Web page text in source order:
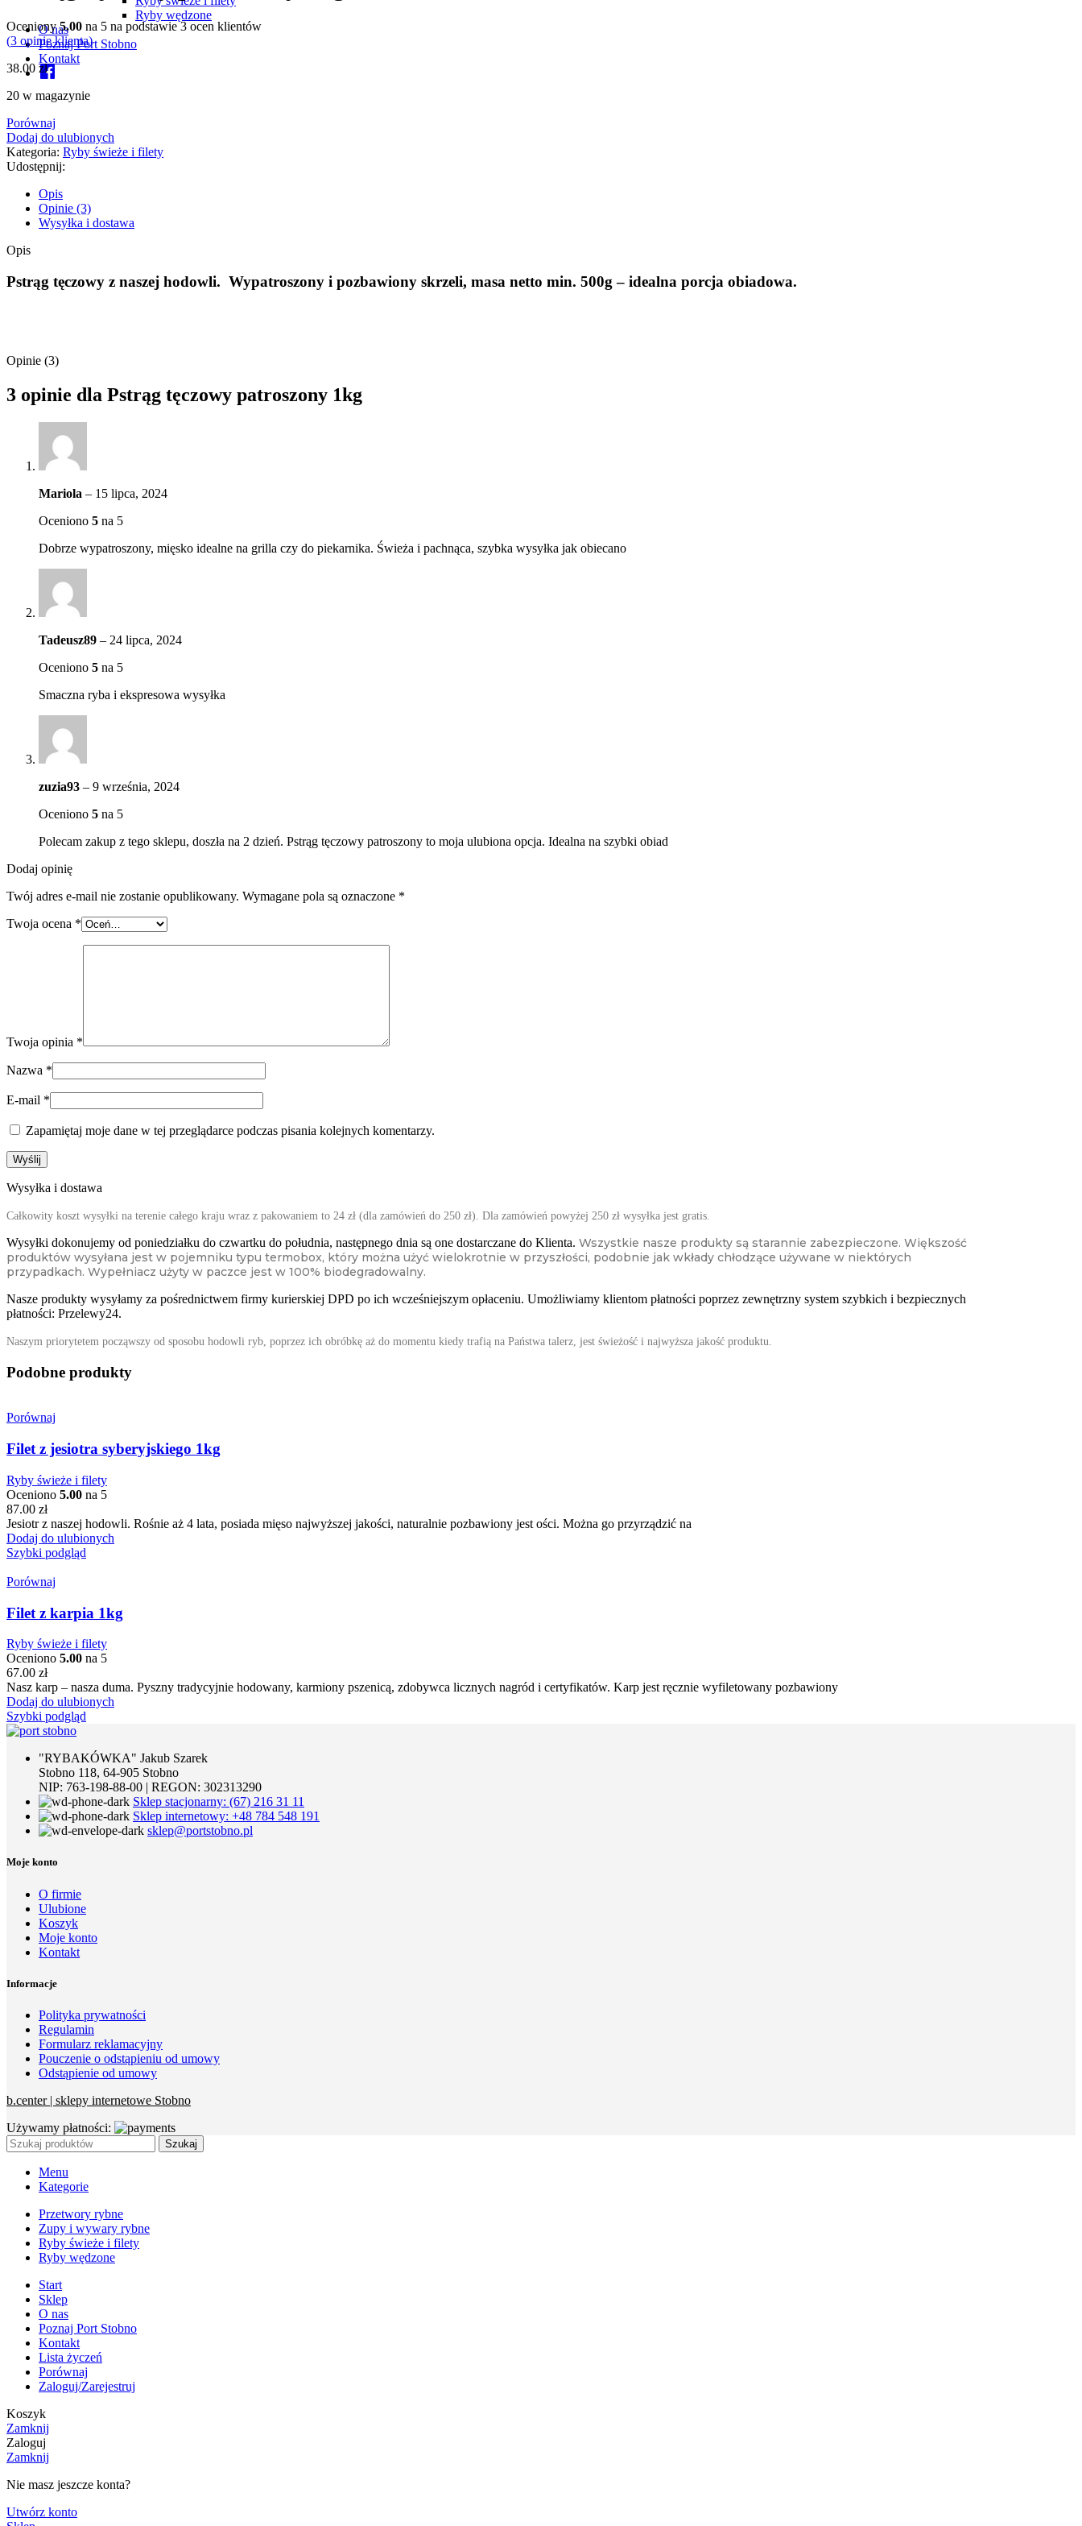
Ryby wędzone
O nas
Poznaj Port Stobno
Kontakt
Oceniony5.00 na 5 na podstawie3 ocen klientów
(3 opinie klienta)
38.00 zł
20 w magazynie
Porównaj
Dodaj do ulubionych
Kategoria: Ryby świeże i filety
Udostępnij:
Opis
Opinie (3)
Wysyłka i dostawa
Opis
Pstrąg tęczowy z naszej hodowli. Wypatroszony i pozbawiony skrzeli, masa netto min. 500g – idealna porcja obiadowa.
Opinie (3)
3 opinie dla Pstrąg tęczowy patroszony 1kg
Mariola – 15 lipca, 2024
Oceniono 5 na 5
Dobrze wypatroszony, mięsko idealne na grilla czy do piekarnika. Świeża i pachnąca, szybka wysyłka jak obiecano
Tadeusz89 – 24 lipca, 2024
Oceniono 5 na 5
Smaczna ryba i ekspresowa wysyłka
zuzia93 – 9 września, 2024
Oceniono 5 na 5
Polecam zakup z tego sklepu, doszła na 2 dzień. Pstrąg tęczowy patroszony to moja ulubiona opcja. Idealna na szybki obiad
Dodaj opinię
Twój adres e-mail nie zostanie opublikowany. Wymagane pola są oznaczone *
Twoja ocena *
Twoja opinia *
Nazwa *
E-mail *
Zapamiętaj moje dane w tej przeglądarce podczas pisania kolejnych komentarzy.
Wysyłka i dostawa
Całkowity koszt wysyłki na terenie całego kraju wraz z pakowaniem to 24 zł (dla zamówień do 250 zł). Dla zamówień powyżej 250 zł wysyłka jest gratis.
Wysyłki dokonujemy od poniedziałku do czwartku do południa, następnego dnia są one dostarczane do Klienta. Wszystkie nasze produkty są starannie zabezpieczone. Większość
produktów wysyłana jest w pojemniku typu termobox, który można użyć wielokrotnie w przyszłości, podobnie jak wkłady chłodzące używane w niektórych
przypadkach. Wypełniacz użyty w paczce jest w 100% biodegradowalny.
Nasze produkty wysyłamy za pośrednictwem firmy kurierskiej DPD po ich wcześniejszym opłaceniu. Umożliwiamy klientom płatności poprzez zewnętrzny system szybkich i bezpiecznych
płatności: Przelewy24.
Naszym priorytetem począwszy od sposobu hodowli ryb, poprzez ich obróbkę aż do momentu kiedy trafią na Państwa talerz, jest świeżość i najwyższa jakość produktu.
Podobne produkty
Porównaj
Filet z jesiotra syberyjskiego 1kg
Ryby świeże i filety
Oceniono 5.00 na 5
87.00 zł
Jesiotr z naszej hodowli. Rośnie aż 4 lata, posiada mięso najwyższej jakości, naturalnie pozbawiony jest ości. Można go przyrządzić na
Dodaj do ulubionych
Szybki podgląd
Porównaj
Filet z karpia 1kg
Ryby świeże i filety
Oceniono 5.00 na 5
67.00 zł
Nasz karp – nasza duma. Pyszny tradycyjnie hodowany, karmiony pszenicą, zdobywca licznych nagród i certyfikatów. Karp jest ręcznie wyfiletowany pozbawiony
Dodaj do ulubionych
Szybki podgląd
"RYBAKÓWKA" Jakub Szarek
Stobno 118, 64-905 Stobno
NIP: 763-198-88-00 | REGON: 302313290
Sklep stacjonarny: (67) 216 31 11
Sklep internetowy: +48 784 548 191
sklep@portstobno.pl
Moje konto
O firmie
Ulubione
Koszyk
Moje konto
Kontakt
Informacje
Polityka prywatności
Regulamin
Formularz reklamacyjny
Pouczenie o odstąpieniu od umowy
Odstąpienie od umowy
b.center | sklepy internetowe Stobno
Używamy płatności:
Szukaj
Menu
Kategorie
Przetwory rybne
Zupy i wywary rybne
Ryby świeże i filety
Ryby wędzone
Start
Sklep
O nas
Poznaj Port Stobno
Kontakt
Lista życzeń
Porównaj
Zaloguj/Zarejestruj
Koszyk
Zamknij
Zaloguj
Zamknij
Nie masz jeszcze konta?
Utwórz konto